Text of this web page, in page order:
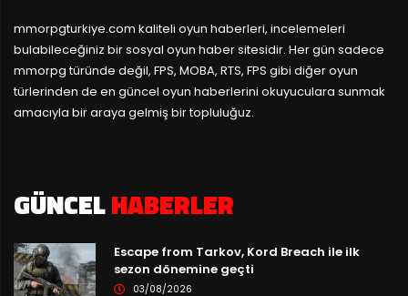
mmorpgturkiye.com kaliteli oyun haberleri, incelemeleri
bulabileceğiniz bir sosyal oyun haber sitesidir. Her gün sadece
mmorpg türünde değil, FPS, MOBA, RTS, FPS gibi diğer oyun
türlerinden de en güncel oyun haberlerini okuyuculara sunmak
amacıyla bir araya gelmiş bir topluluğuz.
GÜNCELHABERLER
Escape from Tarkov, Kord Breach ile ilk
sezon dönemine geçti
03/08/2026